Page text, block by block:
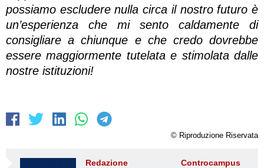
possiamo escludere nulla circa il nostro futuro è
un’esperienza che mi sento caldamente di
consigliare a chiunque e che credo dovrebbe
essere maggiormente tutelata e stimolata dalle
nostre istituzioni!
© Riproduzione Riservata
Redazione Controcampus